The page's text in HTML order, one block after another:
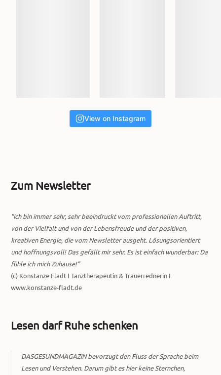
View on Instagram
Zum Newsletter
"Ich bin immer sehr, sehr beeindruckt vom professionellen Auftritt,
von der Vielfalt und von der Lebensfreude und der positiven,
kreativen Energie, die vom Newsletter ausgeht. Lösungsorientiert
und hoffnungsvoll! Das gefällt mir sehr. Es ist einfach wunderbar: Da
fühle ich mich Zuhause!"
(c) Konstanze Fladt I Tanztherapeutin & Trauerrednerin I
www.konstanze-fladt.de
Lesen darf Ruhe schenken
DASGESUNDMAGAZIN bevorzugt den Fluss der Sprache beim
Lesen und Verstehen. Darum gibt es hier keine Sternchen,